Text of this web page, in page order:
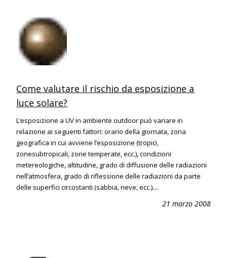
Come valutare il rischio da esposizione a
luce solare?
L’esposizione a UV in ambiente outdoor può variare in
relazione ai seguenti fattori: orario della giornata, zona
geografica in cui avviene l’esposizione (tropici,
zonesubtropicali, zone temperate, ecc.), condizioni
metereologiche, altitudine, grado di diffusione delle radiazioni
nell’atmosfera, grado di riflessione delle radiazioni da parte
delle superfici circostanti (sabbia, neve, ecc.)....
21 marzo 2008